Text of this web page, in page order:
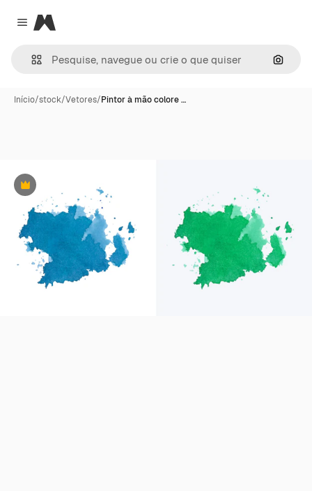
Close menu
Magnific
Início/stock/Vetores/Pintor à mão colore …
Premium